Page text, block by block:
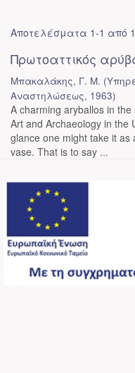
Αποτελέσματα 1-1 από 1
Πρωτοαττικός
Μπακαλάκης, Γ. Μ. (
Αναστηλώσεως, 1963)
A charming aryballos in
Art and Archaeology in the
glance one might take it
vase. That is to say ...